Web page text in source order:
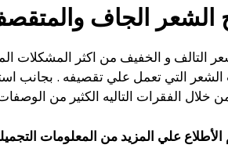
الشعر الجاف
التالف و الخفيف من اكثر المشكلات
التي تعمل علي تقصيفه . بجانب
خلال الفقرات التاليه الكثير من
الأطلاع علي المزيد من المعلومات